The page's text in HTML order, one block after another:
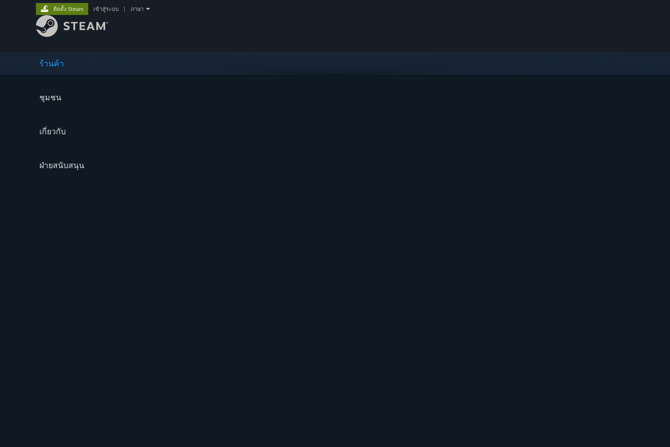
ร้านค้า
ชุมชน
เกี่ยวกับ
ฝ่ายสนับสนุน
ติดตั้ง Steam เข้าสู่ระบบ ภาษา